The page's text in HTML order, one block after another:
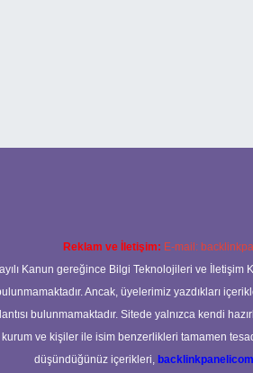
Reklam ve İletişim: E-mail:
Kanun gereğince Bilgi Teknolojileri ve İletişim
Ancak, üyelerimiz yazdıkları
bulunmamaktadır. Sitede yalnızca kendi
kurum ve kişiler ile isim benzerlikleri tamamen
düşündüğünüz içerikleri,